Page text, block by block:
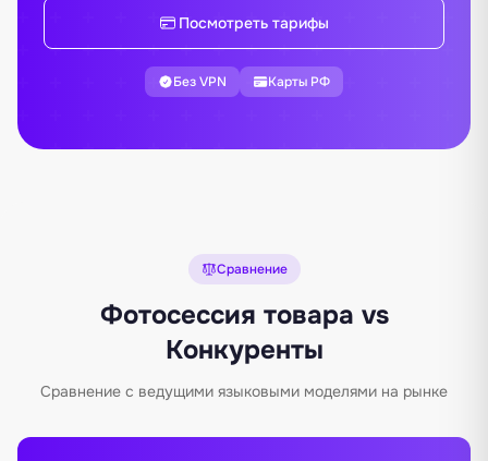
Посмотреть тарифы
Без VPN Карты РФ
Сравнение
Фотосессия товара vs
Конкуренты
Сравнение с ведущими языковыми моделями на рынке